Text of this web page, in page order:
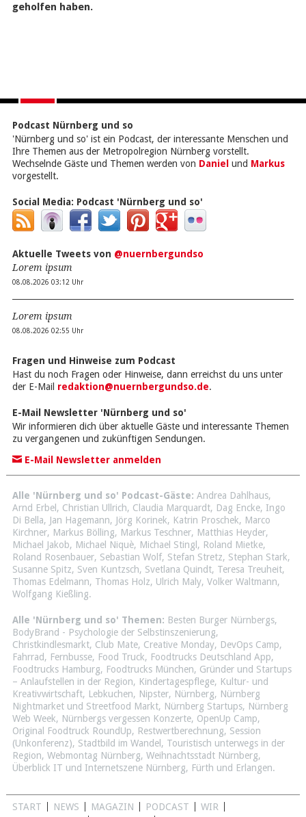
geholfen haben.
Podcast Nürnberg und so
'Nürnberg und so' ist ein Podcast, der interessante Menschen und
Ihre Themen aus der Metropolregion Nürnberg vorstellt.
Wechselnde Gäste und Themen werden von Daniel und Markus
vorgestellt.
Social Media: Podcast 'Nürnberg und so'
Aktuelle Tweets von @nuernbergundso
Lorem ipsum
08.08.2026 03:12 Uhr
Lorem ipsum
08.08.2026 02:55 Uhr
Fragen und Hinweise zum Podcast
Hast du noch Fragen oder Hinweise, dann erreichst du uns unter
der E-Mail redaktion@nuernbergundso.de.
E-Mail Newsletter 'Nürnberg und so'
Wir informieren dich über aktuelle Gäste und interessante Themen
zu vergangenen und zukünftigen Sendungen.
E-Mail Newsletter anmelden
Alle 'Nürnberg und so' Podcast-Gäste: Andrea Dahlhaus,
Arnd Erbel , Christian Ullrich, Claudia Marquardt, Dag Encke, Ingo
Di Bella, Jan Hagemann, Jörg Korinek, Katrin Proschek, Marco
Kirchner, Markus Bölling, Markus Teschner, Matthias Heyder,
Michael Jakob, Michael Niquè, Michael Stingl , Roland Mietke,
Roland Rosenbauer, Sebastian Wolf, Stefan Stretz, Stephan Stark,
Susanne Spitz, Sven Kuntzsch, Svetlana Quindt, Teresa Treuheit,
Thomas Edelmann, Thomas Holz, Ulrich Maly, Volker Waltmann,
Wolfgang Kießling.
Alle 'Nürnberg und so' Themen: Besten Burger Nürnbergs,
BodyBrand - Psychologie der Selbstinszenierung,
Christkindlesmarkt, Club Mate, Creative Monday, DevOps Camp,
Fahrrad, Fernbusse, Food Truck, Foodtrucks Deutschland App,
Foodtrucks Hamburg, Foodtrucks München, Gründer und Startups
– Anlaufstellen in der Region, Kindertagespflege, Kultur- und
Kreativwirtschaft, Lebkuchen, Nipster, Nürnberg, Nürnberg
Nightmarket und Streetfood Markt, Nürnberg Startups, Nürnberg
Web Week, Nürnbergs vergessen Konzerte, OpenUp Camp,
Original Foodtruck RoundUp, Restwertberechnung, Session
(Unkonferenz), Stadtbild im Wandel , Touristisch unterwegs in der
Region, Webmontag Nürnberg, Weihnachtsstadt Nürnberg,
Überblick IT und Internetszene Nürnberg, Fürth und Erlangen.
START NEWS MAGAZIN PODCAST
WIR